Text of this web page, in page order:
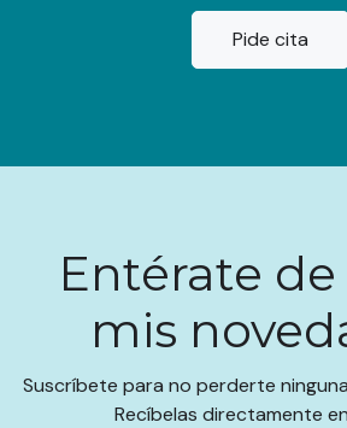
Pide cita
Entérate
mis
Suscríbete para no perderte
Recíbelas directamente